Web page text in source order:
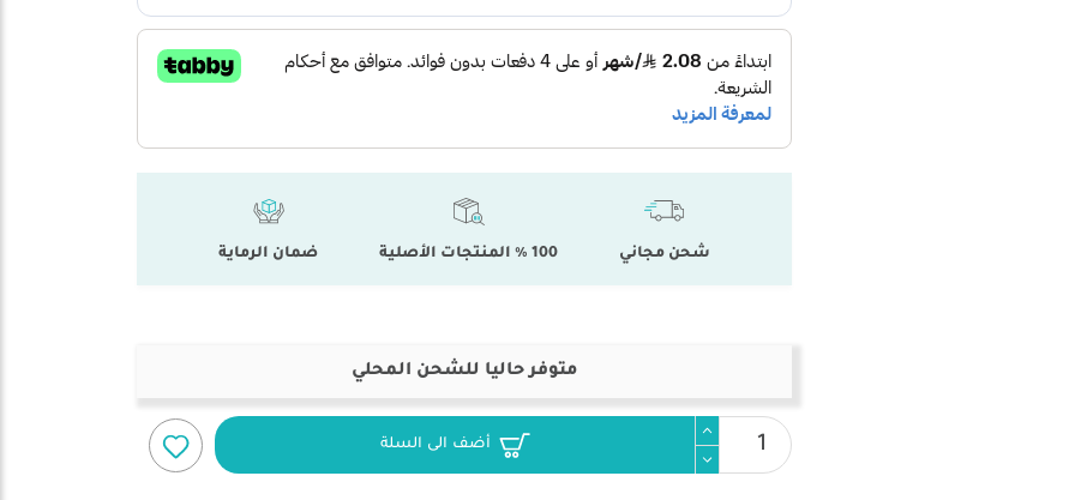
شحن مجاني 100 % المنتجات الأصلية ضمان الرماية
متوفر حاليا للشحن المحلي
أضف الى السلة